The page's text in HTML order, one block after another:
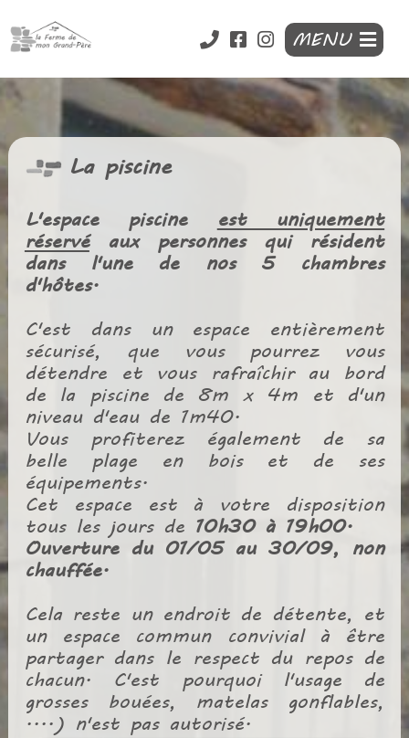
MENU
La piscine
L'espace piscine est uniquement
réservéaux personnes qui résident
dans l'une de nos 5 chambres
d'hôtes.
C'est dans un espace entièrement
sécurisé, que vous pourrez vous
détendre et vous rafraîchir au bord
de la piscine de 8m x 4m et d'un
niveau d'eau de 1m40.
Vous profiterez également de sa
belle plage en bois et de ses
équipements.
Cet espace est à votre disposition
tous les jours de 10h30 à 19h00.
Ouverture du 01/05 au 30/09, non
chauffée.
Cela reste un endroit de détente, et
un espace commun convivial à être
partager dans le respect du repos de
chacun. C'est pourquoi l'usage de
grosses bouées, matelas gonflables,
....) n'est pas autorisé.